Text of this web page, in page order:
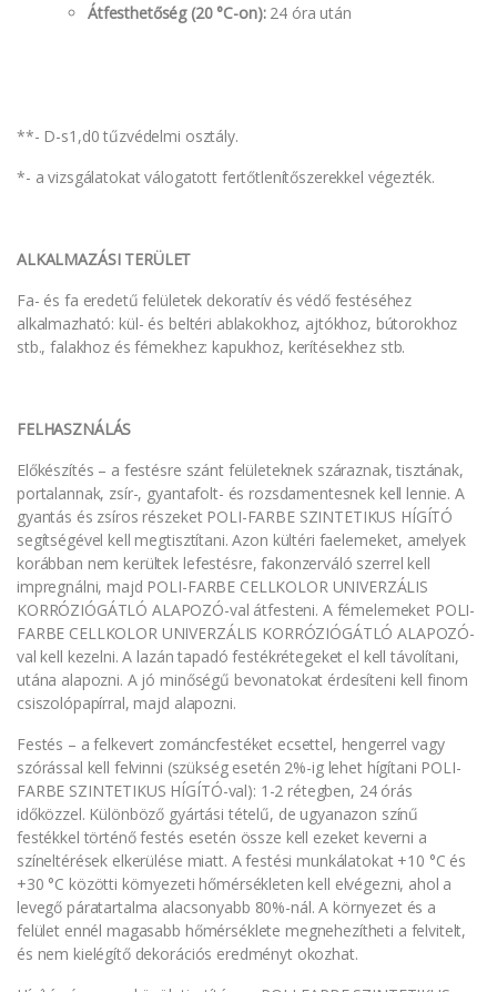
Átfesthetőség (20 °C-on):24 óra után
**- D-s1,d0 tűzvédelmi osztály.
*- a vizsgálatokat válogatott fertőtlenítőszerekkel végezték.
ALKALMAZÁSI TERÜLET
Fa- és fa eredetű felületek dekoratív és védő festéséhez
alkalmazható: kül- és beltéri ablakokhoz, ajtókhoz, bútorokhoz
stb., falakhoz és fémekhez: kapukhoz, kerítésekhez stb.
FELHASZNÁLÁS
Előkészítés – a festésre szánt felületeknek száraznak, tisztának,
portalannak, zsír-, gyantafolt- és rozsdamentesnek kell lennie. A
gyantás és zsíros részeket POLI-FARBE SZINTETIKUS HÍGÍTÓ
segítségével kell megtisztítani. Azon kültéri faelemeket, amelyek
korábban nem kerültek lefestésre, fakonzerváló szerrel kell
impregnálni, majd POLI-FARBE CELLKOLOR UNIVERZÁLIS
KORRÓZIÓGÁTLÓ ALAPOZÓ-val átfesteni. A fémelemeket POLI-
FARBE CELLKOLOR UNIVERZÁLIS KORRÓZIÓGÁTLÓ ALAPOZÓ-
val kell kezelni. A lazán tapadó festékrétegeket el kell távolítani,
utána alapozni. A jó minőségű bevonatokat érdesíteni kell finom
csiszolópapírral, majd alapozni.
Festés – a felkevert zománcfestéket ecsettel, hengerrel vagy
szórással kell felvinni (szükség esetén 2%-ig lehet hígítani POLI-
FARBE SZINTETIKUS HÍGÍTÓ-val): 1-2 rétegben, 24 órás
időközzel. Különböző gyártási tételű, de ugyanazon színű
festékkel történő festés esetén össze kell ezeket keverni a
színeltérések elkerülése miatt. A festési munkálatokat +10 °C és
+30 °C közötti környezeti hőmérsékleten kell elvégezni, ahol a
levegő páratartalma alacsonyabb 80%-nál. A környezet és a
felület ennél magasabb hőmérséklete megnehezítheti a felvitelt,
és nem kielégítő dekorációs eredményt okozhat.